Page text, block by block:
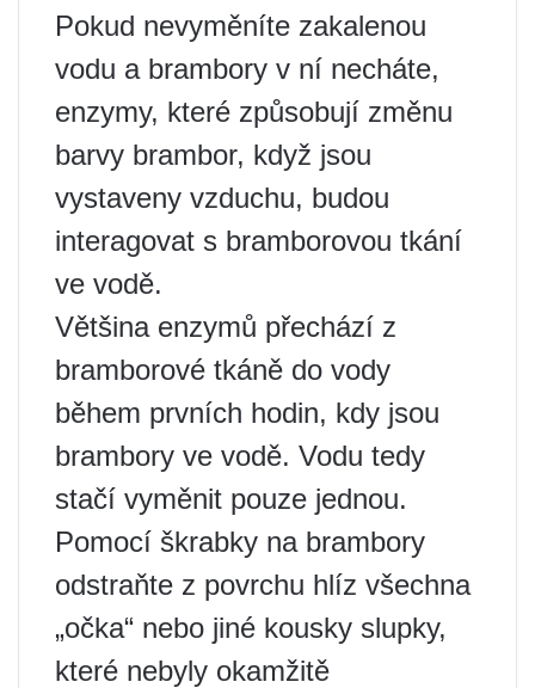
Pokud nevyměníte zakalenou
vodu a brambory v ní necháte,
enzymy, které způsobují změnu
barvy brambor, když jsou
vystaveny vzduchu, budou
interagovat s bramborovou tkání
ve vodě.
Většina enzymů přechází z
bramborové tkáně do vody
během prvních hodin, kdy jsou
brambory ve vodě. Vodu tedy
stačí vyměnit pouze jednou.
Pomocí škrabky na brambory
odstraňte z povrchu hlíz všechna
„očka“ nebo jiné kousky slupky,
které nebyly okamžitě